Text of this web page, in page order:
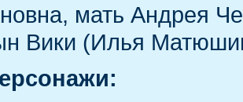
мать Андрея
Вики (Илья